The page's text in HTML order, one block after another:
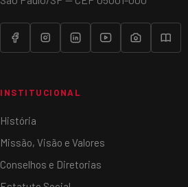
INSTITUCIONAL
História
Missão, Visão e Valores
Conselhos e Diretorias